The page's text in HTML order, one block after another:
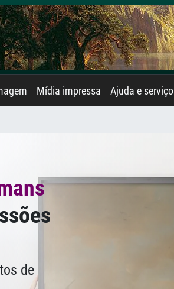
Mídia impressa Ajuda e serviço
de